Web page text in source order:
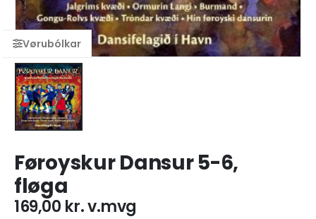
Føroyskur Dansur 5-6,
fløga
169,00 kr.v.mvg